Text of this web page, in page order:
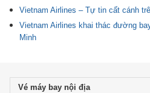
Vietnam Airlines – Tự tin cất cánh
Vietnam Airlines khai thác đường
Minh
Vé máy bay nội địaclick to expand